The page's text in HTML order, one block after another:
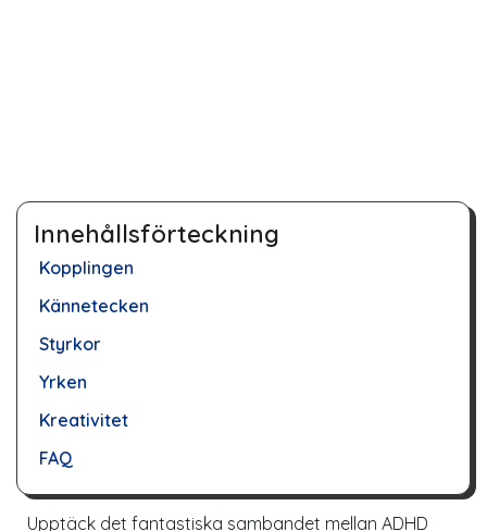
Innehållsförteckning
Kopplingen
Kännetecken
Styrkor
Yrken
Kreativitet
FAQ
Upptäck det fantastiska sambandet mellan ADHD